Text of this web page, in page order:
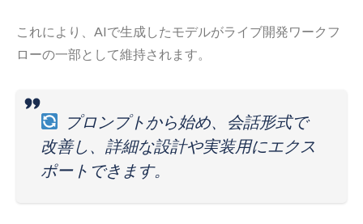
これにより、AIで生成したモデルがライブ開発ワークフ
ローの一部として維持されます。
プロンプトから始め、会話形式で
改善し、詳細な設計や実装用にエクス
ポートできます。